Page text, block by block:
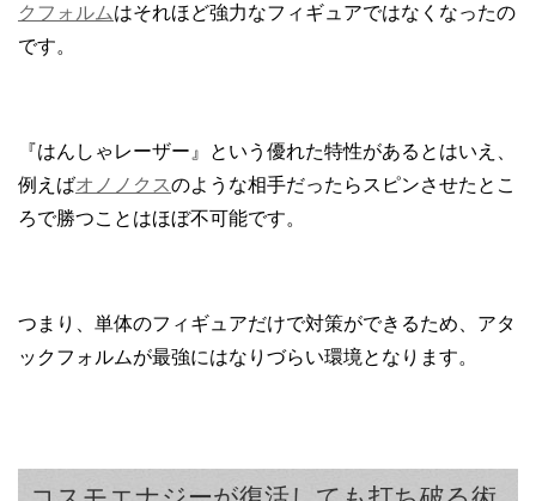
クフォルムはそれほど強力なフィギュアではなくなったの
です。
『はんしゃレーザー』という優れた特性があるとはいえ、
例えばオノノクスのような相手だったらスピンさせたとこ
ろで勝つことはほぼ不可能です。
つまり、単体のフィギュアだけで対策ができるため、アタ
ックフォルムが最強にはなりづらい環境となります。